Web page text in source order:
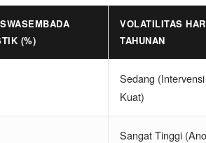
(%)
VOLATILITAS
TAHUNAN
Sedang (Intervensi
Kuat)
Sangat Tinggi